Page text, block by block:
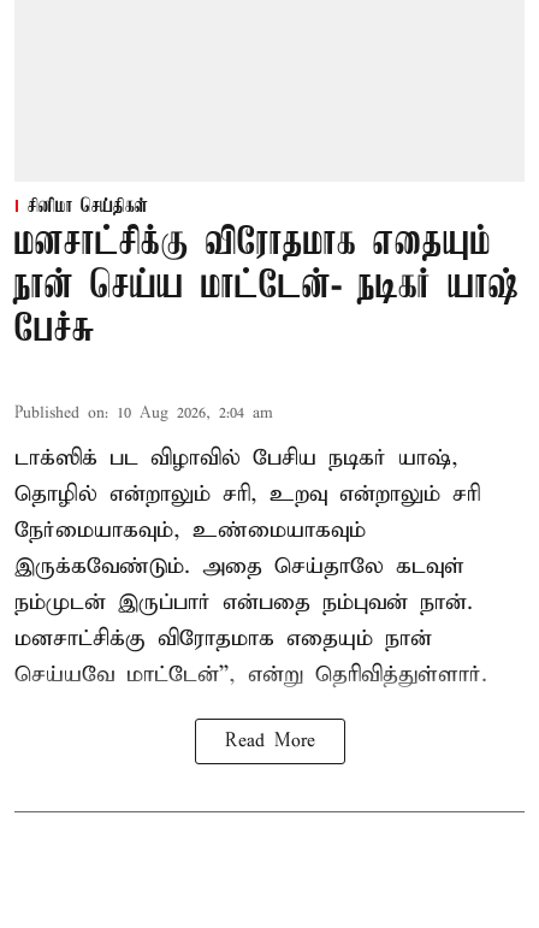
சினிமா செய்திகள்
மனசாட்சிக்கு விரோதமாக எதையும்
நான் செய்ய மாட்டேன்- நடிகர் யாஷ்
பேச்சு
Published on: 10 Aug 2026, 2:04 am
டாக்ஸிக் பட விழாவில் பேசிய நடிகர் யாஷ்,
தொழில் என்றாலும் சரி, உறவு என்றாலும் சரி
நேர்மையாகவும், உண்மையாகவும்
இருக்கவேண்டும். அதை செய்தாலே கடவுள்
நம்முடன் இருப்பார் என்பதை நம்புவன் நான்.
மனசாட்சிக்கு விரோதமாக எதையும் நான்
செய்யவே மாட்டேன்'', என்று தெரிவித்துள்ளார்.
Read More